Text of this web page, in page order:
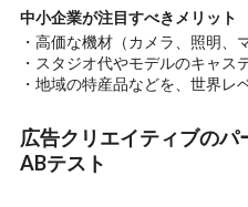
中小企業が注目すべきメリット
・高価な機材（カメラ、照明、
・スタジオ代やモデルのキャス
・地域の特産品などを、世界レ
広告クリエイティブのパ
ABテスト